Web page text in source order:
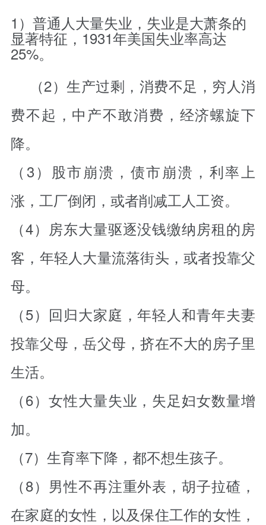
1）普通人大量失业，失业是大萧条的
显著特征，1931年美国失业率高达
25%。
（2）生产过剩，消费不足，穷人消
费不起，中产不敢消费，经济螺旋下
降。
（3）股市崩溃，债市崩溃，利率上
涨，工厂倒闭，或者削减工人工资。
（4）房东大量驱逐没钱缴纳房租的房
客，年轻人大量流落街头，或者投靠父
母。
（5）回归大家庭，年轻人和青年夫妻
投靠父母，岳父母，挤在不大的房子里
生活。
（6）女性大量失业，失足妇女数量增
加。
（7）生育率下降，都不想生孩子。
（8）男性不再注重外表，胡子拉碴，
在家庭的女性，以及保住工作的女性，